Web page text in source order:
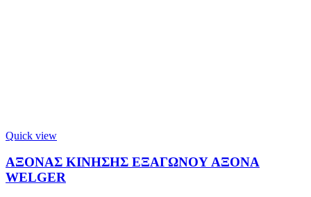
Quick view
ΑΞΟΝΑΣ ΚΙΝΗΣΗΣ ΕΞΑΓΩΝΟΥ ΑΞΟΝΑ
WELGER